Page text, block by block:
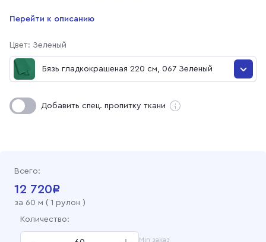
Перейти к описанию
Цвет: Зеленый
Бязь гладкокрашеная 220 см, 067 Зеленый
Бязь гладкокрашеная 220 см, 0163 Бежевый
Бязь гладкокрашеная 220 см, 067 Зеленый
Добавить спец. пропитку ткани
Всего:
12 720₽
за 60 м ( 1 рулон )
Количество:
Min заказ